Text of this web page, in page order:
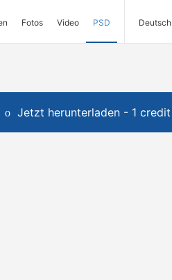
Fotos Video PSD Deutsch
Jetzt herunterladen - 1 credit